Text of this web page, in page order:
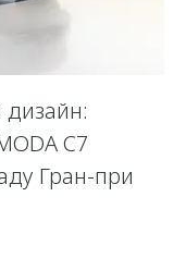
дизайн:
C7
Гран-при